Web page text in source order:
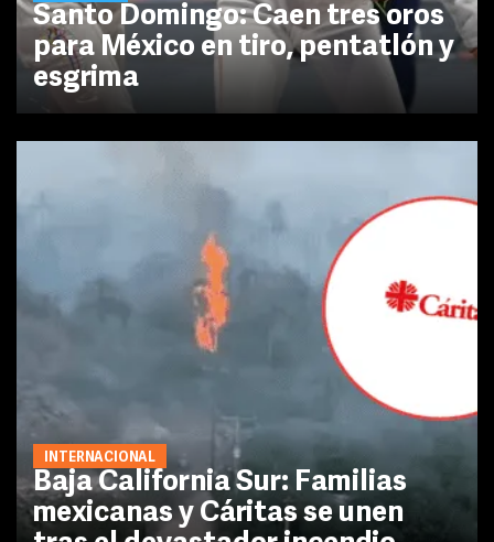
Santo Domingo: Caen tres oros
para México en tiro, pentatlón y
esgrima
INTERNACIONAL
Baja California Sur: Familias
mexicanas y Cáritas se unen